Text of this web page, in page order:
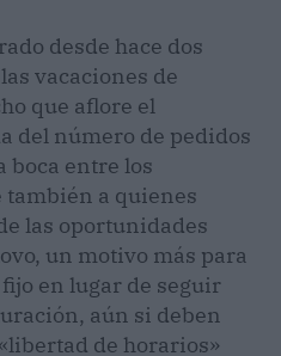
desde hace dos
vacaciones de
que aflore el
del número de pedidos
boca entre los
también a quienes
las oportunidades
un motivo más para
en lugar de seguir
aún si deben
de horarios»